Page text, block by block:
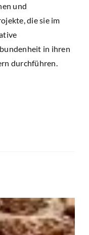
und
die sie im
in ihren
durchführen.